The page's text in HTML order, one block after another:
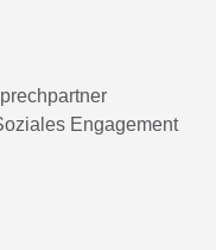
Engagement